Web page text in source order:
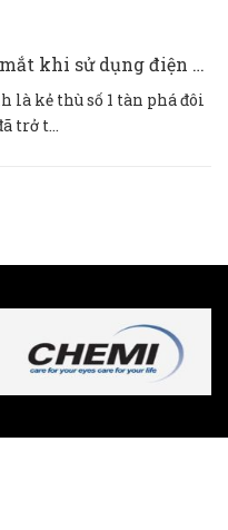
4 chế độ và ứng dụng bảo vệ mắt khi sử dụng điện thoại IOS và ANDROID
là kẻ thù số 1 tàn phá đôi
trở t...